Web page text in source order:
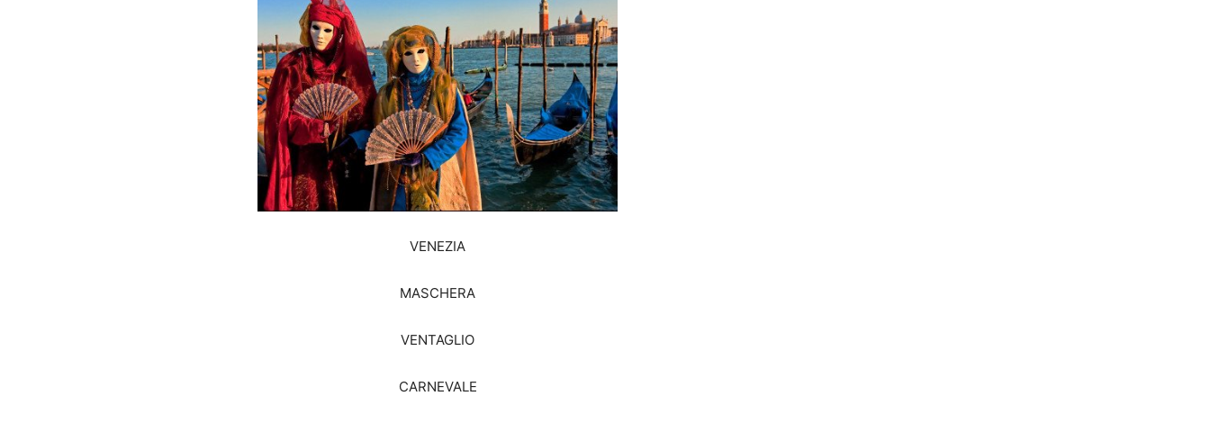
VENEZIA
MASCHERA
VENTAGLIO
CARNEVALE